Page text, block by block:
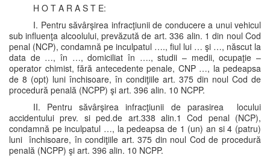
H O T A R A S T E:
I. Pentru săvârşirea infracţiunii de conducere a unui vehicul
sub influenţa alcoolului, prevăzută de art. 336 alin. 1 din noul Cod
penal (NCP), condamnă pe inculpatul …., fiul lui … şi …, născut la
data de …, în …, domiciliat în …., studii – medii, ocupaţie –
operator chimist, fără antecedente penale, CNP …, la pedeapsa
de 8 (opt) luni închisoare, în condiţiile art. 375 din noul Cod de
procedură penală (NCPP) şi art. 396 alin. 10 NCPP.
II. Pentru săvârşirea infracţiunii de parasirea locului
accidentului prev. si ped.de art.338 alin.1 Cod penal (NCP),
condamnă pe inculpatul …, la pedeapsa de 1 (un) an si 4 (patru)
luni închisoare, în condiţiile art. 375 din noul Cod de procedură
penală (NCPP) şi art. 396 alin. 10 NCPP.